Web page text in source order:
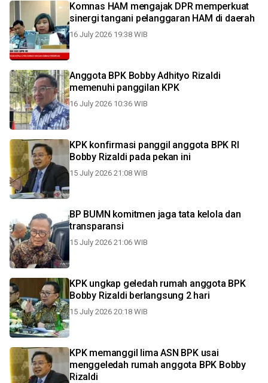
Komnas HAM mengajak DPR memperkuat
sinergi tangani pelanggaran HAM di daerah
16 July 2026 19:38 WIB
Anggota BPK Bobby Adhityo Rizaldi
memenuhi panggilan KPK
16 July 2026 10:36 WIB
KPK konfirmasi panggil anggota BPK RI
Bobby Rizaldi pada pekan ini
15 July 2026 21:08 WIB
BP BUMN komitmen jaga tata kelola dan
transparansi
15 July 2026 21:06 WIB
KPK ungkap geledah rumah anggota BPK
Bobby Rizaldi berlangsung 2 hari
15 July 2026 20:18 WIB
KPK memanggil lima ASN BPK usai
menggeledah rumah anggota BPK Bobby
Rizaldi